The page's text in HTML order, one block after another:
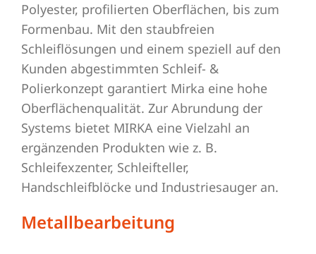
Polyester, profilierten Oberflächen, bis zum
Formenbau. Mit den staubfreien
Schleiflösungen und einem speziell auf den
Kunden abgestimmten Schleif- &
Polierkonzept garantiert Mirka eine hohe
Oberflächenqualität. Zur Abrundung der
Systems bietet MIRKA eine Vielzahl an
ergänzenden Produkten wie z. B.
Schleifexzenter, Schleifteller,
Handschleifblöcke und Industriesauger an.
Metallbearbeitung